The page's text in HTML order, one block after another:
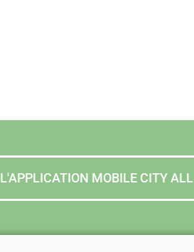
L'APPLICATION MOBILE CITY ALL